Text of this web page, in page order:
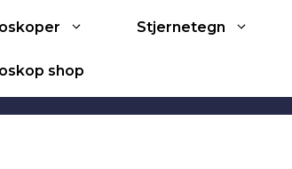
Stjernetegn
shop